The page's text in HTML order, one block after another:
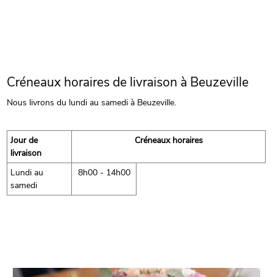
Créneaux horaires de livraison à Beuzeville
Nous livrons du lundi au samedi à Beuzeville.
Jour de
livraison
Créneaux horaires
Lundi au
samedi
8h00 - 14h00